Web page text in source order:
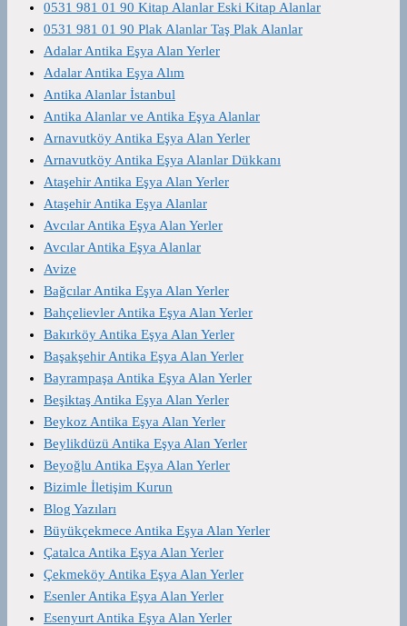
0531 981 01 90 Kitap Alanlar Eski Kitap Alanlar
0531 981 01 90 Plak Alanlar Taş Plak Alanlar
Adalar Antika Eşya Alan Yerler
Adalar Antika Eşya Alım
Antika Alanlar İstanbul
Antika Alanlar ve Antika Eşya Alanlar
Arnavutköy Antika Eşya Alan Yerler
Arnavutköy Antika Eşya Alanlar Dükkanı
Ataşehir Antika Eşya Alan Yerler
Ataşehir Antika Eşya Alanlar
Avcılar Antika Eşya Alan Yerler
Avcılar Antika Eşya Alanlar
Avize
Bağcılar Antika Eşya Alan Yerler
Bahçelievler Antika Eşya Alan Yerler
Bakırköy Antika Eşya Alan Yerler
Başakşehir Antika Eşya Alan Yerler
Bayrampaşa Antika Eşya Alan Yerler
Beşiktaş Antika Eşya Alan Yerler
Beykoz Antika Eşya Alan Yerler
Beylikdüzü Antika Eşya Alan Yerler
Beyoğlu Antika Eşya Alan Yerler
Bizimle İletişim Kurun
Blog Yazıları
Büyükçekmece Antika Eşya Alan Yerler
Çatalca Antika Eşya Alan Yerler
Çekmeköy Antika Eşya Alan Yerler
Esenler Antika Eşya Alan Yerler
Esenyurt Antika Eşya Alan Yerler